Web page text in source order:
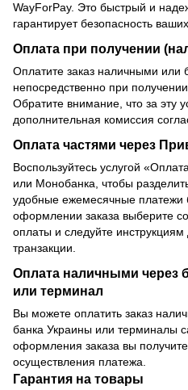
WayForPay. Это быстрый и
гарантирует безопасность
Оплата при получении
Оплатите заказ наличными или
непосредственно при
Обратите внимание, что за эту
дополнительная комиссия
Оплата частями через
Воспользуйтесь услугой
или Монобанка, чтобы
удобные ежемесячные платежи
оформлении заказа выберите
оплаты и следуйте
транзакции.
Оплата наличными через
или терминал
Вы можете оплатить заказ
банка Украины или терминалы
оформления заказа вы
осуществления платежа.
Гарантия на товары